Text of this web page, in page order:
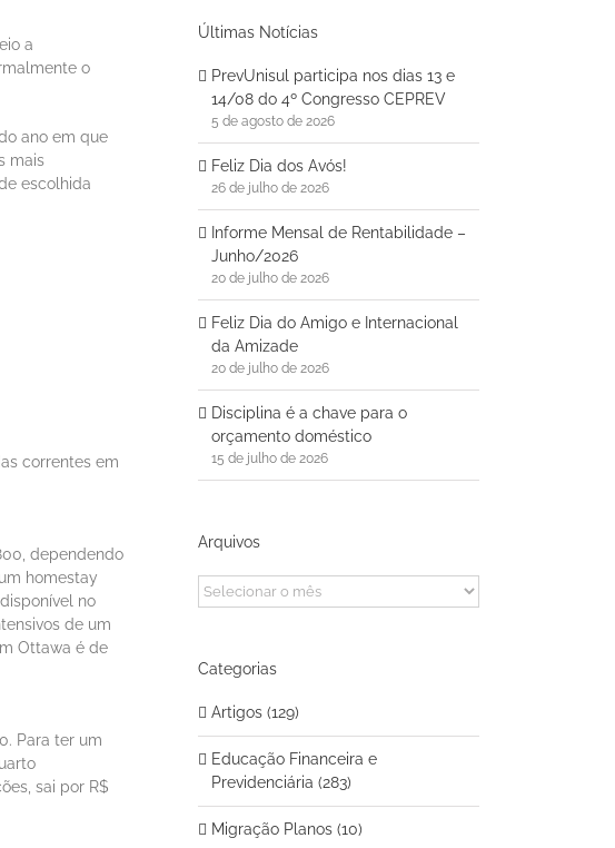
a
o
ano em que
mais
escolhida
correntes em
dependendo
homestay
no
de um
Ottawa é de
Para ter um
sai por R$
Últimas Notícias
PrevUnisul participa nos dias 13 e
14/08 do 4º Congresso CEPREV
5 de agosto de 2026
Feliz Dia dos Avós!
26 de julho de 2026
Informe Mensal de Rentabilidade –
Junho/2026
20 de julho de 2026
Feliz Dia do Amigo e Internacional
da Amizade
20 de julho de 2026
Disciplina é a chave para o
orçamento doméstico
15 de julho de 2026
Arquivos
Arquivos
Categorias
Artigos (129)
Educação Financeira e
Previdenciária (283)
Migração Planos (10)